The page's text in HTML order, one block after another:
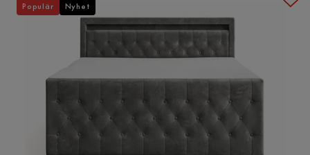
Populär Nyhet